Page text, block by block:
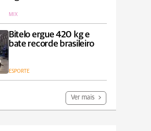
MIX
Bitelo ergue 420 kg e
bate recorde brasileiro
ESPORTE
Ver mais